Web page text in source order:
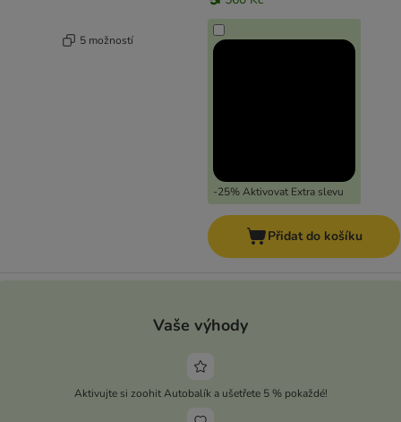
5 možností
-25% Aktivovat Extra slevu
Přidat do košíku
Vaše výhody
Aktivujte si zoohit Autobalík a ušetřete 5 % pokaždé!